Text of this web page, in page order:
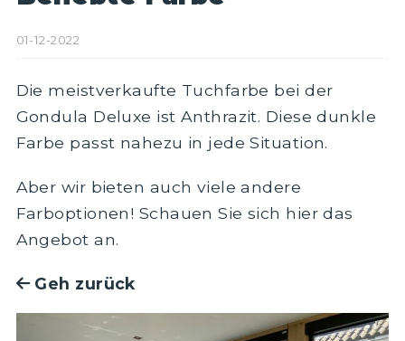
01-12-2022
Die meistverkaufte Tuchfarbe bei der
Gondula Deluxe ist Anthrazit. Diese dunkle
Farbe passt nahezu in jede Situation.
Aber wir bieten auch viele andere
Farboptionen! Schauen Sie sich hier das
Angebot an.
Geh zurück